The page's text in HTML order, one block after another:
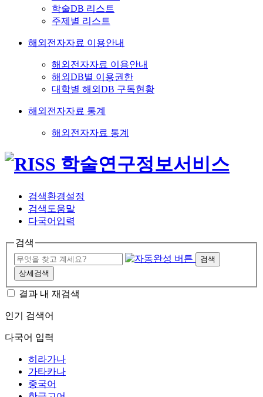
학술DB 리스트
주제별 리스트
해외전자자료 이용안내
해외전자자료 이용안내
해외DB별 이용권한
대학별 해외DB 구독현황
해외전자자료 통계
해외전자자료 통계
검색환경설정
검색도움말
다국어입력
검색
검색
상세검색
결과 내 재검색
인기 검색어
다국어 입력
히라가나
가타카나
중국어